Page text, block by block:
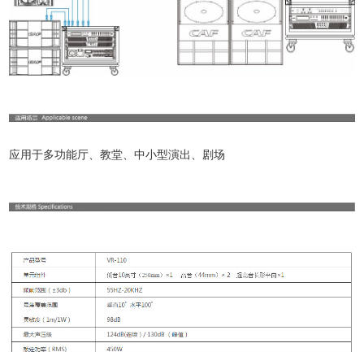
应用于多功能厅、教堂、中小型演出、剧场